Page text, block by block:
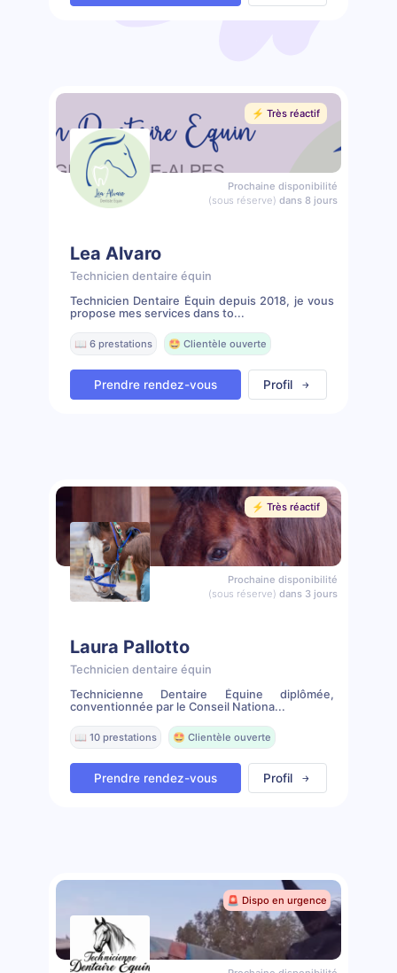
⚡️ Très réactif
Prochaine disponibilité
(sous réserve) dans 8 jours
Lea Alvaro
Technicien dentaire équin
Technicien Dentaire Équin depuis 2018, je vous
propose mes services dans to...
📖 6 prestations 🤩 Clientèle ouverte
Prendre rendez-vous Profil
⚡️ Très réactif
Prochaine disponibilité
(sous réserve) dans 3 jours
Laura Pallotto
Technicien dentaire équin
Technicienne Dentaire Équine diplômée,
conventionnée par le Conseil Nationa...
📖 10 prestations 🤩 Clientèle ouverte
Prendre rendez-vous Profil
🚨 Dispo en urgence